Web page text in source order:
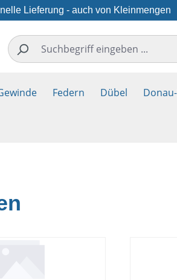
Lieferung - auch von Kleinmengen
Federn Dübel